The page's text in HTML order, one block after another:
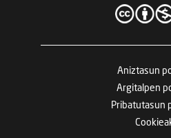
Aniztasun
Argitalpen
Pribatutasun